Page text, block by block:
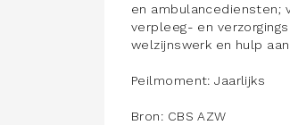
en ambulancediensten;
verpleeg- en
welzijnswerk en hulp
Peilmoment: Jaarlijks
Bron: CBS AZW